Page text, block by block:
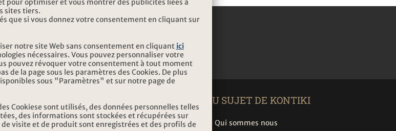
INSCRIPTION NEWSLETTER
Inscription
ADRESSE
Kontiki Voyages
AU SUJET DE KONTIKI
Qui sommes nous